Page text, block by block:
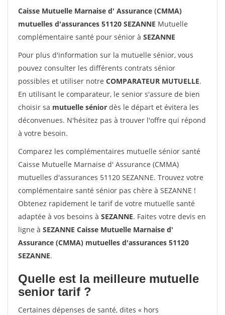
Caisse Mutuelle Marnaise d' Assurance (CMMA)
mutuelles d'assurances 51120 SEZANNE Mutuelle
complémentaire santé pour sénior à SEZANNE
Pour plus d'information sur la mutuelle sénior, vous
pouvez consulter les différents contrats sénior
possibles et utiliser notre COMPARATEUR MUTUELLE.
En utilisant le comparateur, le senior s'assure de bien
choisir sa mutuelle sénior dès le départ et évitera les
déconvenues. N'hésitez pas à trouver l'offre qui répond
à votre besoin.
Comparez les complémentaires mutuelle sénior santé
Caisse Mutuelle Marnaise d' Assurance (CMMA)
mutuelles d'assurances 51120 SEZANNE. Trouvez votre
complémentaire santé sénior pas chère à SEZANNE !
Obtenez rapidement le tarif de votre mutuelle santé
adaptée à vos besoins à SEZANNE. Faites votre devis en
ligne à SEZANNE Caisse Mutuelle Marnaise d'
Assurance (CMMA) mutuelles d'assurances 51120
SEZANNE.
Quelle est la meilleure mutuelle
senior tarif ?
Certaines dépenses de santé, dites « hors